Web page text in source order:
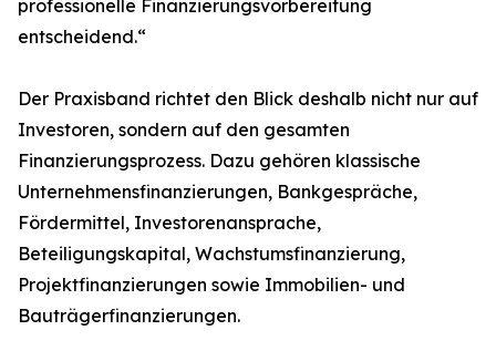
professionelle Finanzierungsvorbereitung
entscheidend.“
Der Praxisband richtet den Blick deshalb nicht nur auf
Investoren, sondern auf den gesamten
Finanzierungsprozess. Dazu gehören klassische
Unternehmensfinanzierungen, Bankgespräche,
Fördermittel, Investorenansprache,
Beteiligungskapital, Wachstumsfinanzierung,
Projektfinanzierungen sowie Immobilien- und
Bauträgerfinanzierungen.